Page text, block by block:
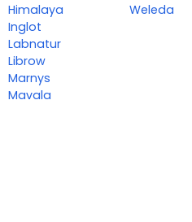
Himalaya
Inglot
Labnatur
Librow
Marnys
Mavala
Weleda